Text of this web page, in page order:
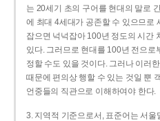
는 20세기 초의 구어를 현대의 말로
에 최대 4세대가 공존할 수 있으므로
잡으면 넉넉잡아 100년 정도의 시간
있다. 그러므로 현대를 100년 전으로
정할 수도 있을 것이다. 그러나 이러
때문에 편의상 행할 수 있는 것일 뿐
언중들의 직관으로 이해하여야 한다.
3. 지역적 기준으로서, 표준어는 서